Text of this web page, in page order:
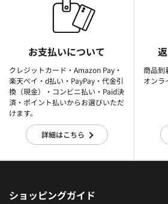
お支払いについて
クレジットカード・Amazon Pay・
楽天ぺイ・d払い・PayPay・代金引
換（現金）・コンビニ払い・Paid決
済・ポイント払いからお選びいただ
けます。
詳細はこちら
商品到
オンラ
ショッピングガイド